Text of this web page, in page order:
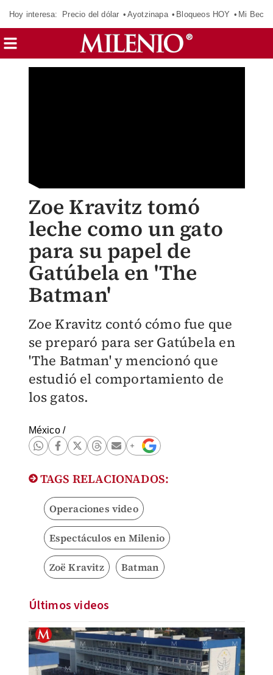
Hoy interesa: Precio del dólar Ayotzinapa Bloqueos HOY Mi Beca
Zoe Kravitz tomó
leche como un gato
para su papel de
Gatúbela en 'The
Batman'
Zoe Kravitz contó cómo fue que
se preparó para ser Gatúbela en
'The Batman' y mencionó que
estudió el comportamiento de
los gatos.
México/
TAGS RELACIONADOS:
Operaciones video
Espectáculos en Milenio
Zoë Kravitz Batman
Últimos videos